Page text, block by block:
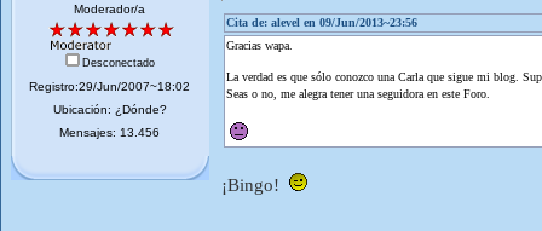
Moderador/a
Desconectado
Registro:29/Jun/2007~18:02
Ubicación: ¿Dónde?
Mensajes: 13.456
Cita de: alevel en 09/Jun/2013~23:56
Gracias wapa.
La verdad es que sólo conozco una Carla que sigue mi blog.
Seas o no, me alegra tener una seguidora en este Foro.
¡Bingo!